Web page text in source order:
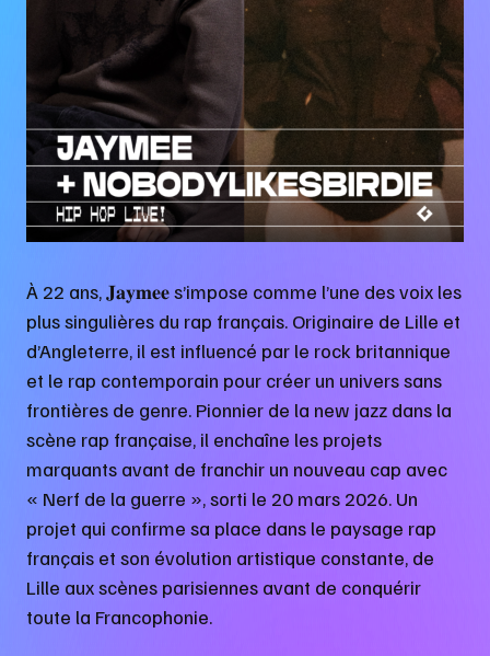
À 22 ans, 𝐉𝐚𝐲𝐦𝐞𝐞 s’impose comme l’une des voix les
plus singulières du rap français. Originaire de Lille et
d’Angleterre, il est influencé par le rock britannique
et le rap contemporain pour créer un univers sans
frontières de genre. Pionnier de la new jazz dans la
scène rap française, il enchaîne les projets
marquants avant de franchir un nouveau cap avec
« Nerf de la guerre », sorti le 20 mars 2026. Un
projet qui confirme sa place dans le paysage rap
français et son évolution artistique constante, de
Lille aux scènes parisiennes avant de conquérir
toute la Francophonie.